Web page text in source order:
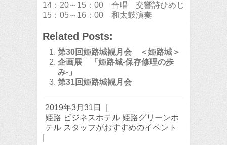
14：20～15：00 合唱 交響詩ひめじ
15：05～16：00 和太鼓演奏
Related Posts:
第30回姫路城観月会 ＜姫路城＞
企画展 「姫路城-保存修理の歩
み-」
第31回姫路城観月会
2019年3月31日
姫路 ビジネスホテル 姫路グリーンホ
テル スタッフがおすすめのイベント